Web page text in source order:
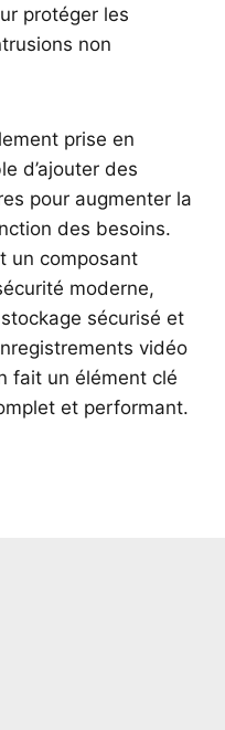
protéger les
non
prise en
d’ajouter des
pour augmenter la
des besoins.
un composant
moderne,
sécurisé et
vidéo
fait un élément clé
et performant.